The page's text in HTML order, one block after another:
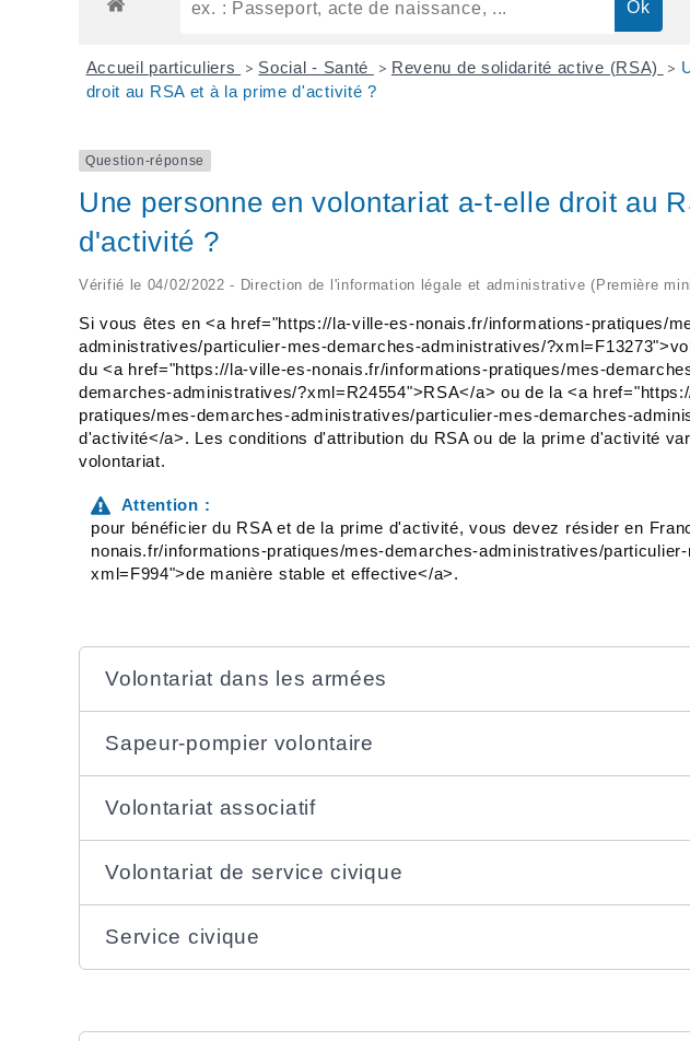
Accueil particuliers > Social - Santé > Revenu de solidarité active (RSA) >
droit au RSA et à la prime d'activité ?
Question-réponse
Une personne en volontariat a-t-elle droit au
d'activité ?
Vérifié le 04/02/2022 - Direction de l'information légale et administrative (Première
Si vous êtes en <a href="https://la-ville-es-nonais.fr/informations-pratiques/
administratives/particulier-mes-demarches-administratives/
du <a href="https://la-ville-es-nonais.fr/informations-pratiques/mes-
demarches-administratives/?xml=R24554">RSA</a> ou de la <a
pratiques/mes-demarches-administratives/particulier-mes-demarches-
d'activité</a>. Les conditions d'attribution du RSA ou de la prime d'activité
volontariat.
Attention :
pour bénéficier du RSA et de la prime d'activité, vous devez résider en
nonais.fr/informations-pratiques/mes-demarches-administratives/
xml=F994">de manière stable et effective</a>.
Volontariat dans les armées
Sapeur-pompier volontaire
Volontariat associatif
Volontariat de service civique
Service civique